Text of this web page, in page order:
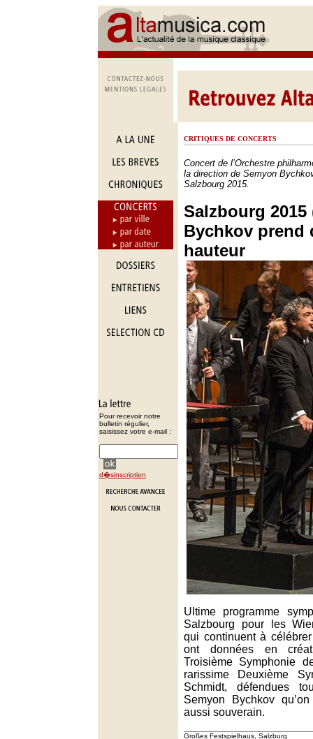
Pour recevoir notre
bulletin régulier,
saisissez votre e-mail :
d�sinscription
CRITIQUES DE CONCERTS
Concert de l’Orchestre
la direction de Semyon
Salzbourg 2015.
Salzbourg 2015
Bychkov prend
hauteur
Ultime programme
Salzbourg pour les
qui continuent à
ont données en
Troisième Symphonie
rarissime Deuxième
Schmidt, défendues
Semyon Bychkov
aussi souverain.
Großes Festspielhaus, Salzburg